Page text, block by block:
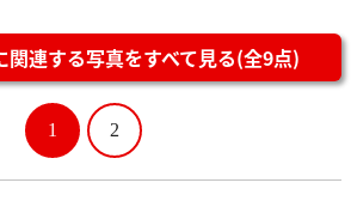
関連する写真をすべて見る(全9点)
1 2